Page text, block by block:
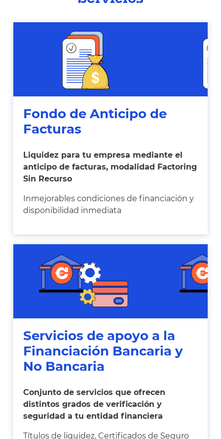
Fondo de Anticipo de
Facturas
Liquidez para tu empresa mediante el
anticipo de facturas, modalidad Factoring
Sin Recurso
Inmejorables condiciones de financiación y
disponibilidad inmediata
Servicios de apoyo a la
Financiación Bancaria y
No Bancaria
Conjunto de servicios que ofrecen
distintos grados de verificación y
seguridad a tu entidad financiera
Títulos de liquidez, Certificados de Seguro